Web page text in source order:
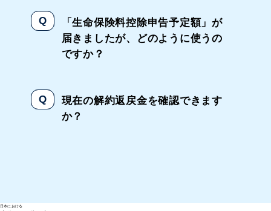
「生命保険料控除申告予定額」が
届きましたが、どのように使うの
ですか？
現在の解約返戻金を確認できます
か？
日本における